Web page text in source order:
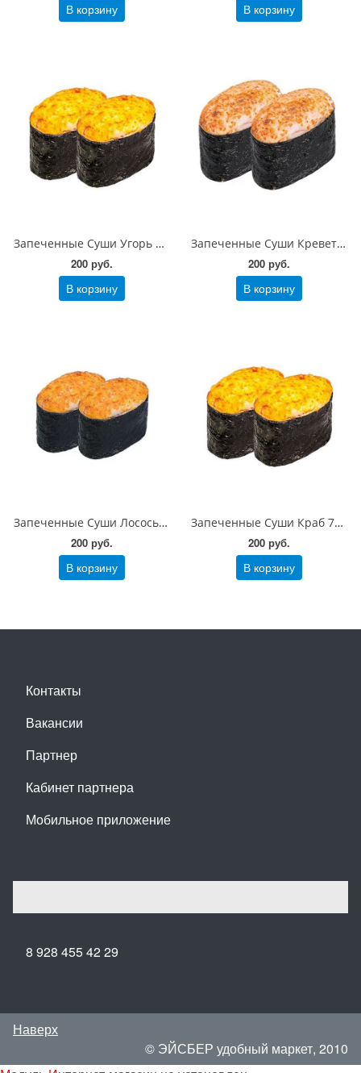
В корзину В корзину
Запеченные Суши Угорь 70 гр
200 руб.
В корзину
Запеченные Суши Креветка 70 гр
200 руб.
В корзину
Запеченные Суши Лосось 70 гр
200 руб.
В корзину
Запеченные Суши Краб 70 гр
200 руб.
В корзину
Контакты
Вакансии
Партнер
Кабинет партнера
Мобильное приложение
8 928 455 42 29
Наверх
© ЭЙСБЕР удобный маркет, 2010